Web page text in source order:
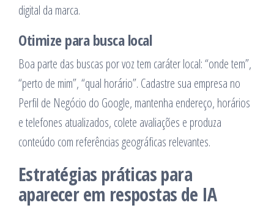
digital da marca.
Otimize para busca local
Boa parte das buscas por voz tem caráter local: “onde tem”,
“perto de mim”, “qual horário”. Cadastre sua empresa no
Perfil de Negócio do Google, mantenha endereço, horários
e telefones atualizados, colete avaliações e produza
conteúdo com referências geográficas relevantes.
Estratégias práticas para
aparecer em respostas de IA